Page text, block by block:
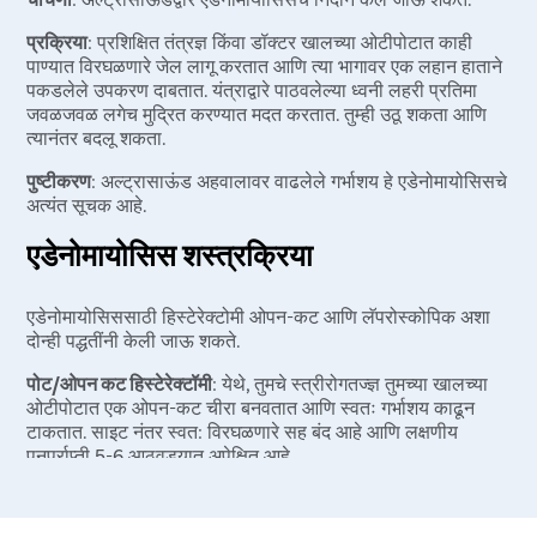
प्रक्रिया: प्रशिक्षित तंत्रज्ञ किंवा डॉक्टर खालच्या ओटीपोटात काही
पाण्यात विरघळणारे जेल लागू करतात आणि त्या भागावर एक लहान हाताने
पकडलेले उपकरण दाबतात. यंत्राद्वारे पाठवलेल्या ध्वनी लहरी प्रतिमा
जवळजवळ लगेच मुद्रित करण्यात मदत करतात. तुम्ही उठू शकता आणि
त्यानंतर बदलू शकता.
पुष्टीकरण: अल्ट्रासाऊंड अहवालावर वाढलेले गर्भाशय हे एडेनोमायोसिसचे
अत्यंत सूचक आहे.
एडेनोमायोसिस शस्त्रक्रिया
एडेनोमायोसिससाठी हिस्टेरेक्टोमी ओपन-कट आणि लॅपरोस्कोपिक अशा
दोन्ही पद्धतींनी केली जाऊ शकते.
पोट/ओपन कट हिस्टेरेक्टॉमी: येथे, तुमचे स्त्रीरोगतज्ज्ञ तुमच्या खालच्या
ओटीपोटात एक ओपन-कट चीरा बनवतात आणि स्वतः गर्भाशय काढून
टाकतात. साइट नंतर स्वत: विरघळणारे सह बंद आहे आणि लक्षणीय
पुनर्प्राप्ती 5-6 आठवड्यात अपेक्षित आहे.